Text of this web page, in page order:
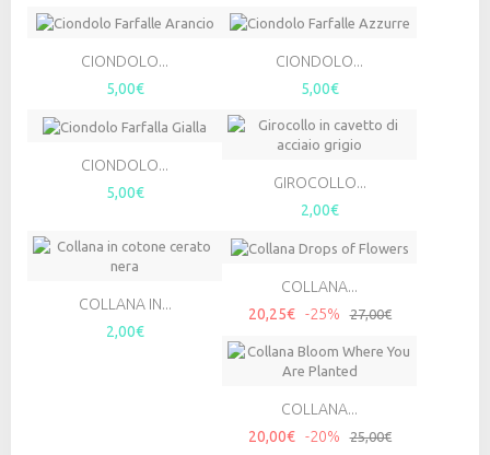
CIONDOLO...
5,00€
CIONDOLO...
5,00€
CIONDOLO...
5,00€
GIROCOLLO...
2,00€
COLLANA IN...
2,00€
COLLANA...
20,25€ -25% 27,00€
COLLANA...
20,00€ -20% 25,00€